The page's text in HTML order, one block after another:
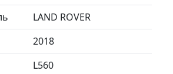
LAND ROVER
2018
L560